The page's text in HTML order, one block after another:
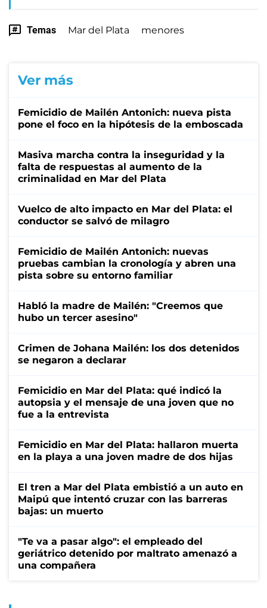
Temas Mar del Plata menores
Ver más
Femicidio de Mailén Antonich: nueva pista
pone el foco en la hipótesis de la emboscada
Masiva marcha contra la inseguridad y la
falta de respuestas al aumento de la
criminalidad en Mar del Plata
Vuelco de alto impacto en Mar del Plata: el
conductor se salvó de milagro
Femicidio de Mailén Antonich: nuevas
pruebas cambian la cronología y abren una
pista sobre su entorno familiar
Habló la madre de Mailén: "Creemos que
hubo un tercer asesino"
Crimen de Johana Mailén: los dos detenidos
se negaron a declarar
Femicidio en Mar del Plata: qué indicó la
autopsia y el mensaje de una joven que no
fue a la entrevista
Femicidio en Mar del Plata: hallaron muerta
en la playa a una joven madre de dos hijas
El tren a Mar del Plata embistió a un auto en
Maipú que intentó cruzar con las barreras
bajas: un muerto
"Te va a pasar algo": el empleado del
geriátrico detenido por maltrato amenazó a
una compañera